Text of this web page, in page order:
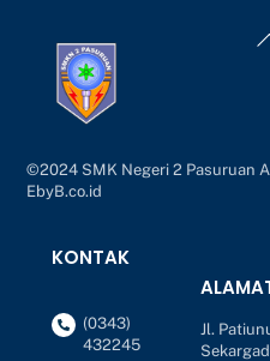
©2024 SMK Negeri 2 Pasuruan
EbyB.co.id
KONTAK
(0343)
432245
Jl.